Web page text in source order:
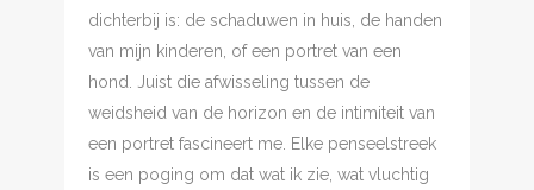
dichterbij is: de schaduwen in huis, de handen
van mijn kinderen, of een portret van een
hond. Juist die afwisseling tussen de
weidsheid van de horizon en de intimiteit van
een portret fascineert me. Elke penseelstreek
is een poging om dat wat ik zie, wat vluchtig